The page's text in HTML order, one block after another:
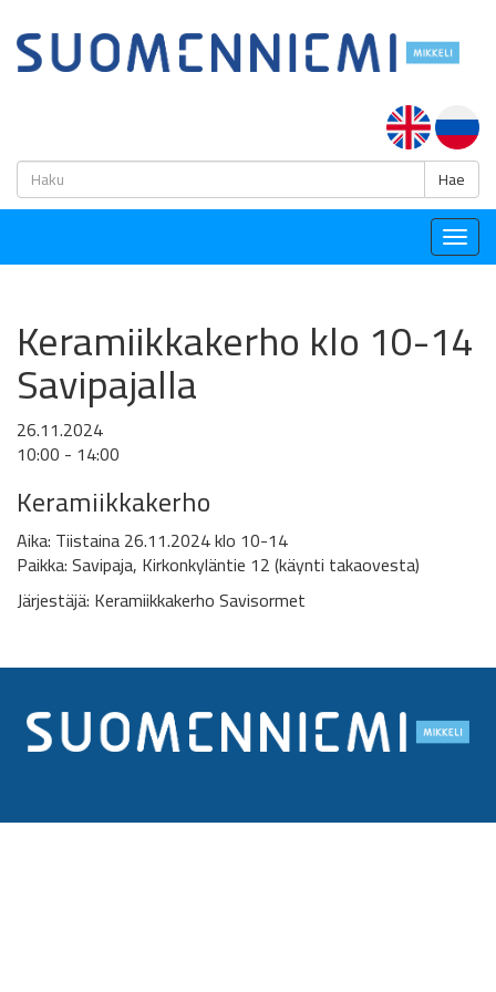
Hae
Keramiikkakerho klo 10-14
Savipajalla
26.11.2024
10:00 - 14:00
Keramiikkakerho
Aika: Tiistaina 26.11.2024 klo 10-14
Paikka: Savipaja, Kirkonkyläntie 12 (käynti takaovesta)
Järjestäjä: Keramiikkakerho Savisormet